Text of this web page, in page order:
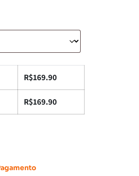
R$169.90
R$169.90